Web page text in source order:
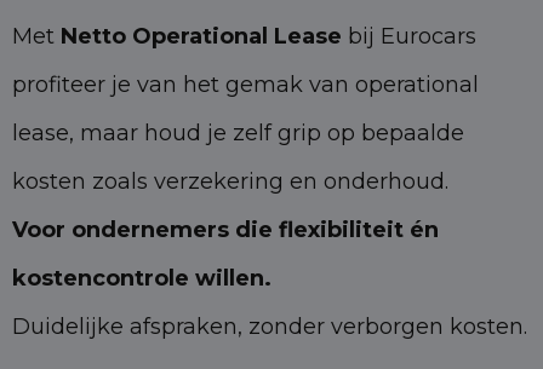
Met Netto Operational Lease bij Eurocars
profiteer je van het gemak van operational
lease, maar houd je zelf grip op bepaalde
kosten zoals verzekering en onderhoud.
Voor ondernemers die flexibiliteit én
kostencontrole willen.
Duidelijke afspraken, zonder verborgen kosten.